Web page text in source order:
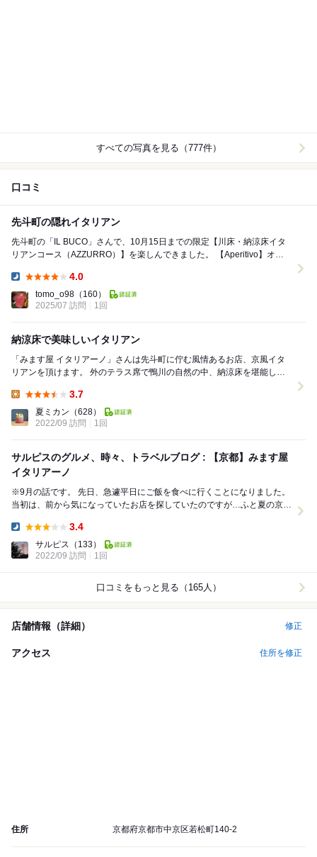
すべての写真を見る（777件）
口コミ
先斗町の隠れイタリアン
先斗町の「IL BUCO」さんで、10月15日までの限定【川床・納涼床イタ
リアンコース（AZZURRO）】を楽しんできました。 【Aperitivo】オレ
4.0
tomo_o98 （160）
2025/07 訪問
1回
納涼床で美味しいイタリアン
「みます屋 イタリアーノ」さんは先斗町に佇む風情あるお店、京風イタ
リアンを頂けます。 外のテラス席で鴨川の自然の中、納涼床を堪能しま
3.7
夏ミカン （628）
2022/09 訪問
1回
サルピスのグルメ、時々、トラベルブログ : 【京都】みます屋
イタリアーノ
※9月の話です。 先日、急遽平日にご飯を食べに行くことになりました。
当初は、前から気になっていたお店を探していたのですが…ふと夏の京都
3.4
サルピス （133）
2022/09 訪問
1回
口コミをもっと見る（165人）
店舗情報（詳細） 修正
アクセス 住所を修正
住所 京都府京都市中京区若松町140-2